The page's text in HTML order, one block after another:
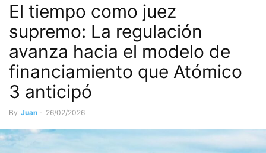
El tiempo como juez
supremo: La regulación
avanza hacia el modelo de
financiamiento que Atómico
3 anticipó
By Juan - 26/02/2026